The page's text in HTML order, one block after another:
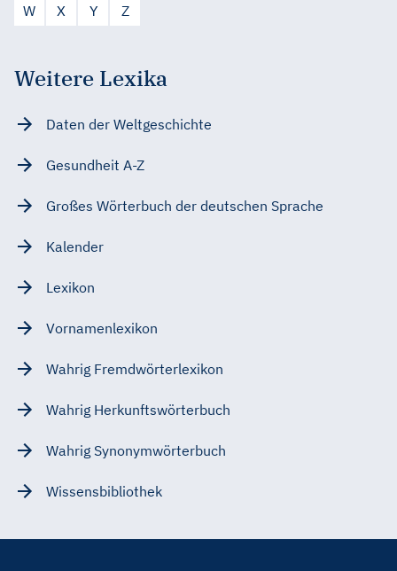
W
X Y Z
Weitere Lexika
Daten der Weltgeschichte
Gesundheit A-Z
Großes Wörterbuch der deutschen Sprache
Kalender
Lexikon
Vornamenlexikon
Wahrig Fremdwörterlexikon
Wahrig Herkunftswörterbuch
Wahrig Synonymwörterbuch
Wissensbibliothek